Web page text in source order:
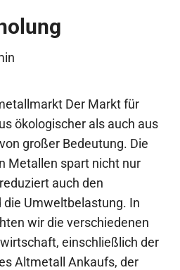
Der Markt für
ökologischer als auch aus
großer Bedeutung. Die
Metallen spart nicht nur
auch den
die Umweltbelastung. In
wir die verschiedenen
einschließlich der
Altmetall Ankaufs, der